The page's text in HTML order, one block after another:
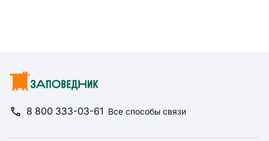
8 800 333-03-61 Все способы связи